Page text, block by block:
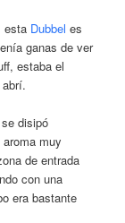
esta Dubbel es
ganas de ver
estaba el
disipó
muy
de entrada
con una
era bastante